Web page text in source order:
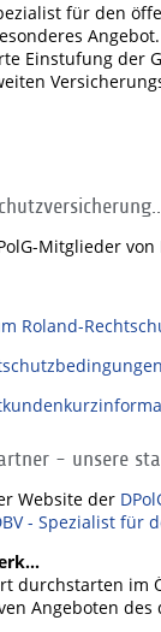
für den
Einstufung der
Mitglieder von
Roland-
- unsere
Website der
- Spezialist für
durchstarten im
Angeboten des